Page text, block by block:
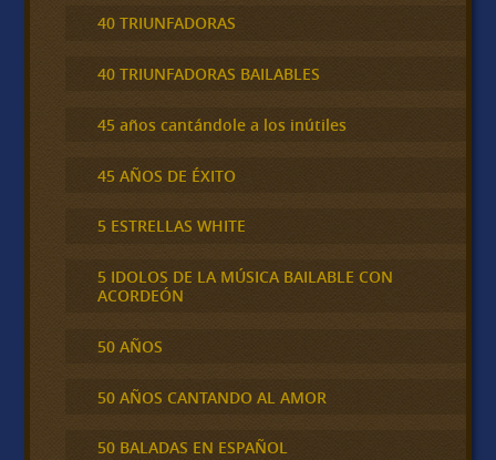
40 TRIUNFADORAS
40 TRIUNFADORAS BAILABLES
45 años cantándole a los inútiles
45 AÑOS DE ÉXITO
5 ESTRELLAS WHITE
5 IDOLOS DE LA MÚSICA BAILABLE CON
ACORDEÓN
50 AÑOS
50 AÑOS CANTANDO AL AMOR
50 BALADAS EN ESPAÑOL